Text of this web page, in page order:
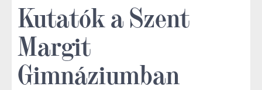
Kutatók a Szent
Margit
Gimnáziumban